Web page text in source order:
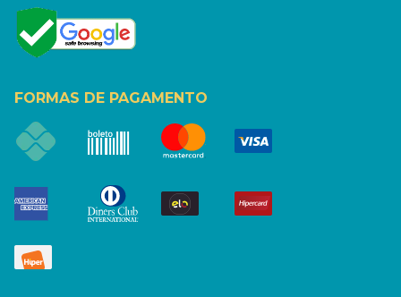
FORMAS DE PAGAMENTO